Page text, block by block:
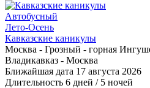
Автобусный
Лето-Осень
Кавказские каникулы
Москва - Грозный - горная
Владикавказ - Москва
Ближайшая дата 17 августа 2026
Длительность 6 дней / 5 ночей